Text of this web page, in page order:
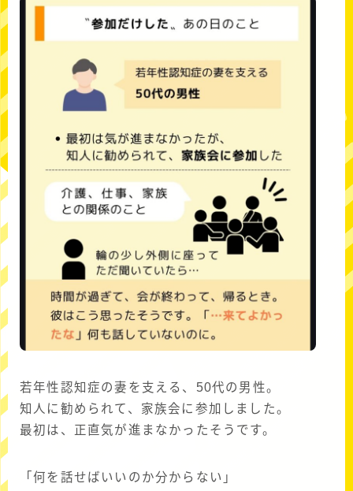
若年性認知症の妻を支える、50代の男性。
知人に勧められて、家族会に参加しました。
最初は、正直気が進まなかったそうです。
「何を話せばいいのか分からない」